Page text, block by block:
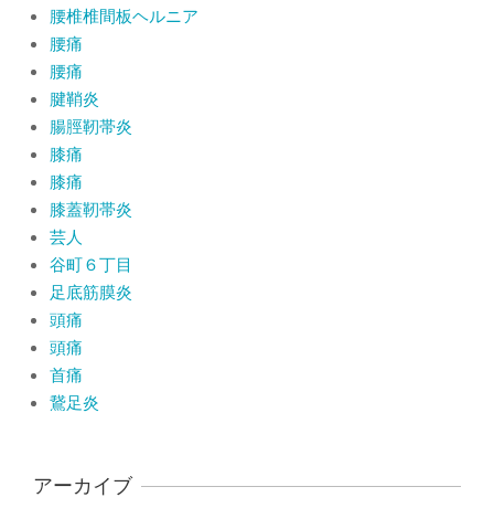
腰椎椎間板ヘルニア
腰痛
腰痛
腱鞘炎
腸脛靭帯炎
膝痛
膝痛
膝蓋靭帯炎
芸人
谷町６丁目
足底筋膜炎
頭痛
頭痛
首痛
鵞足炎
アーカイブ